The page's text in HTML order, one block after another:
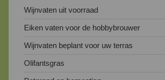
Wijnvaten uit voorraad
Eiken vaten voor de hobbybrouwer
Wijnvaten beplant voor uw terras
Olifantsgras